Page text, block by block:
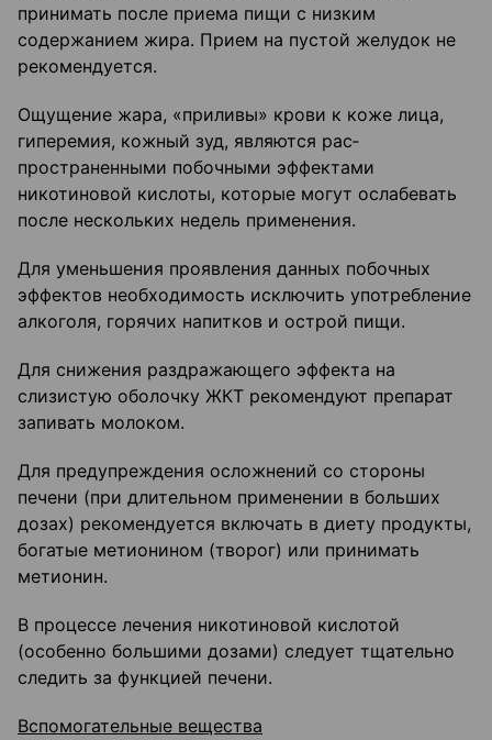
принимать после приема пищи с низким
содержанием жира. Прием на пустой желудок не
рекомендуется.
Ощущение жара, «приливы» крови к коже лица,
гиперемия, кожный зуд, являются рас­
пространенными побочными эффектами
никотиновой кислоты, которые могут ослабевать
после нескольких недель применения.
Для уменьшения проявления данных побочных
эффектов необходимость исключить упо­требление
алкоголя, горячих напитков и острой пищи.
Для снижения раздражающего эффекта на
слизистую оболочку ЖКТ рекомендуют препа­рат
запивать молоком.
Для предупреждения осложнений со стороны
печени (при длительном применении в больших
дозах) рекомендуется включать в диету продукты,
богатые метионином (творог) или принимать
метионин.
В процессе лечения никотиновой кислотой
(особенно большими дозами) следует тща­тельно
следить за функцией печени.
Вспомогательные вещества